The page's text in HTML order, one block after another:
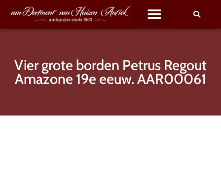
Vier grote borden Petrus Regout
Amazone 19e eeuw. AAR00061